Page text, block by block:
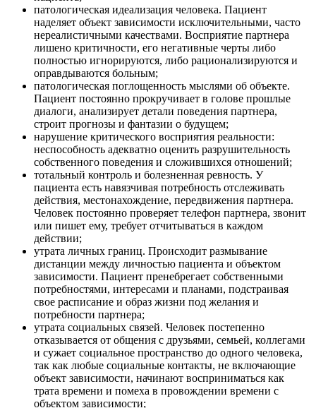
патологическая идеализация человека. Пациент
наделяет объект зависимости исключительными, часто
нереалистичными качествами. Восприятие партнера
лишено критичности, его негативные черты либо
полностью игнорируются, либо рационализируются и
оправдываются больным;
патологическая поглощенность мыслями об объекте.
Пациент постоянно прокручивает в голове прошлые
диалоги, анализирует детали поведения партнера,
строит прогнозы и фантазии о будущем;
нарушение критического восприятия реальности:
неспособность адекватно оценить разрушительность
собственного поведения и сложившихся отношений;
тотальный контроль и болезненная ревность. У
пациента есть навязчивая потребность отслеживать
действия, местонахождение, передвижения партнера.
Человек постоянно проверяет телефон партнера, звонит
или пишет ему, требует отчитываться в каждом
действии;
утрата личных границ. Происходит размывание
дистанции между личностью пациента и объектом
зависимости. Пациент пренебрегает собственными
потребностями, интересами и планами, подстраивая
свое расписание и образ жизни под желания и
потребности партнера;
утрата социальных связей. Человек постепенно
отказывается от общения с друзьями, семьей, коллегами
и сужает социальное пространство до одного человека,
так как любые социальные контакты, не включающие
объект зависимости, начинают восприниматься как
трата времени и помеха в провождении времени с
объектом зависимости;